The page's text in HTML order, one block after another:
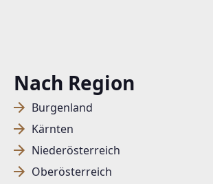
Nach Region
Burgenland
Kärnten
Niederösterreich
Oberösterreich